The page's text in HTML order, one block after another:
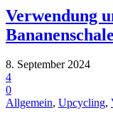
Verwendung
Bananenschale
8. September 2024
4
0
Allgemein, Upcycling,